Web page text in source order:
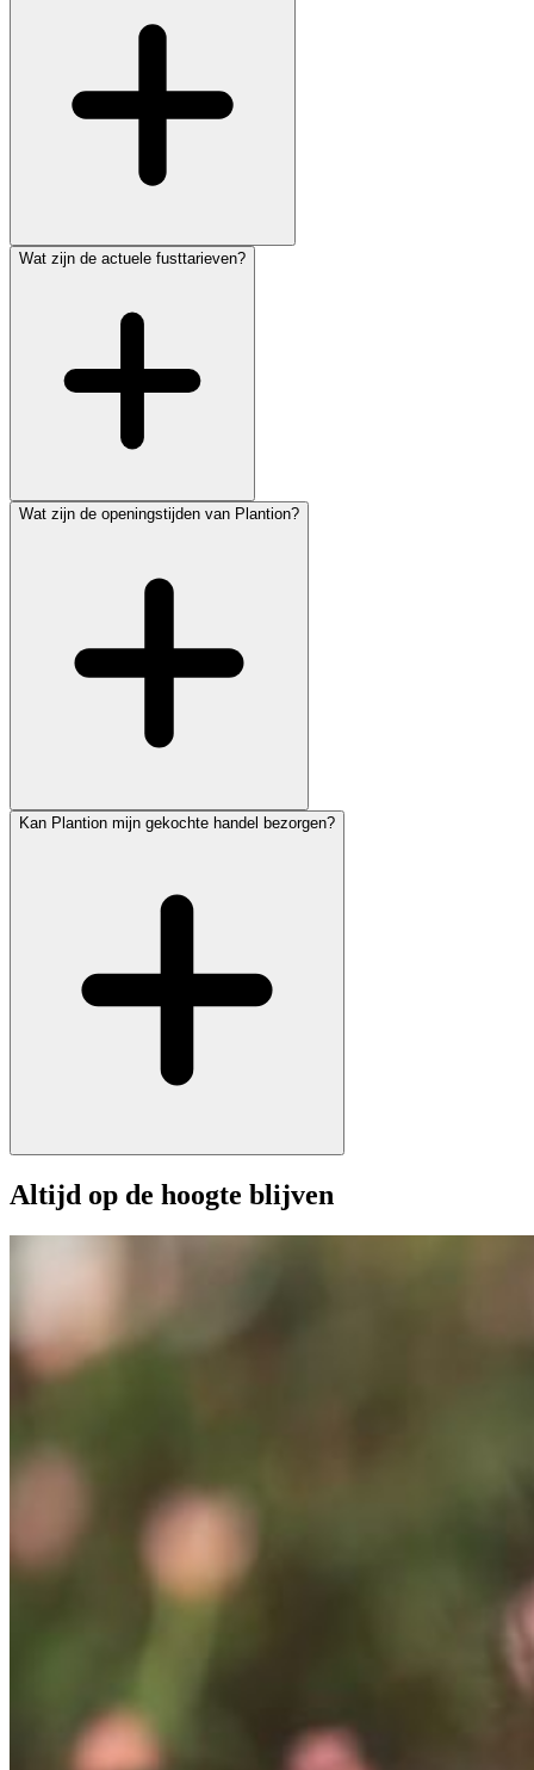
Wat zijn de actuele fusttarieven?
Wat zijn de openingstijden van Plantion?
Kan Plantion mijn gekochte handel bezorgen?
Altijd op de hoogte blijven